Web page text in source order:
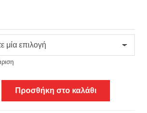
Προσθήκη στο καλάθι